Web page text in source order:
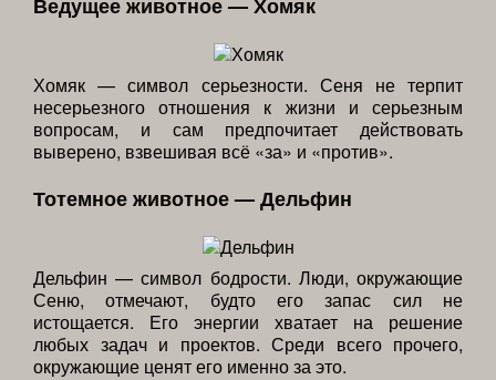
Ведущее животное — Хомяк
Хомяк — символ серьезности. Сеня не терпит
несерьезного отношения к жизни и серьезным
вопросам, и сам предпочитает действовать
выверено, взвешивая всё «за» и «против».
Тотемное животное — Дельфин
Дельфин — символ бодрости. Люди, окружающие
Сеню, отмечают, будто его запас сил не
истощается. Его энергии хватает на решение
любых задач и проектов. Среди всего прочего,
окружающие ценят его именно за это.